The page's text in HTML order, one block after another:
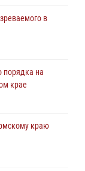
в
порядка на
крае
краю